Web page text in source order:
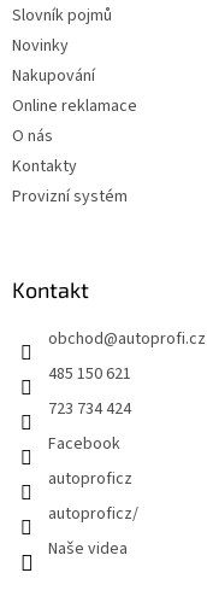
Slovník pojmů
Novinky
Nakupování
Online reklamace
O nás
Kontakty
Provizní systém
Kontakt
obchod@autoprofi.cz
485 150 621
723 734 424
Facebook
autoproficz
autoproficz/
Naše videa